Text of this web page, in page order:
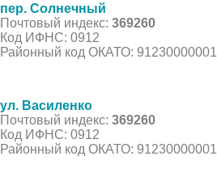
пер. Солнечный
Почтовый индекс: 369260
Код ИФНС: 0912
Районный код ОКАТО: 91230000001
ул. Василенко
Почтовый индекс: 369260
Код ИФНС: 0912
Районный код ОКАТО: 91230000001